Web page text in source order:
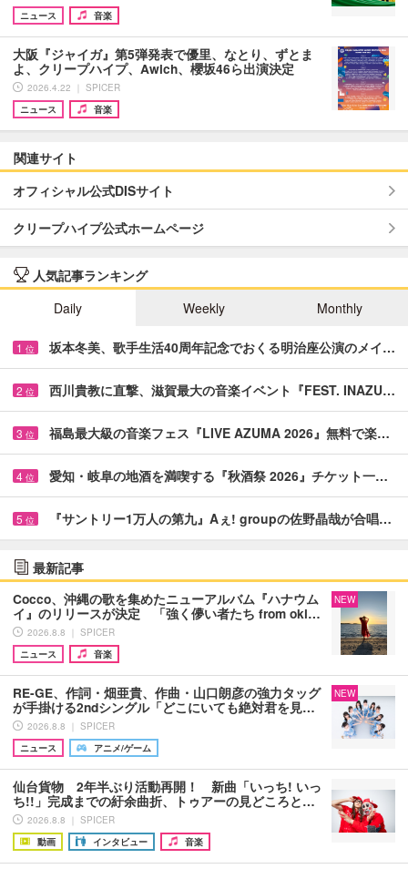
ニュース 音楽
大阪『ジャイガ』第5弾発表で優里、なとり、ずとま
よ、クリープハイプ、Awich、櫻坂46ら出演決定
2026.4.22 ｜ SPICER
ニュース
音楽
関連サイト
オフィシャル公式DISサイト
クリープハイプ公式ホームページ
人気記事ランキング
Daily
Weekly Monthly
1 位 坂本冬美、歌手生活40周年記念でおくる明治座公演のメイ…
2 位 西川貴教に直撃、滋賀最大の音楽イベント『FEST. INAZU…
3 位 福島最大級の音楽フェス『LIVE AZUMA 2026』無料で楽…
4 位 愛知・岐阜の地酒を満喫する『秋酒祭 2026』チケット一…
5 位 『サントリー1万人の第九』Aぇ! groupの佐野晶哉が合唱…
最新記事
Cocco、沖縄の歌を集めたニューアルバム『ハナウム
イ』のリリースが決定 「強く儚い者たち from oki…
2026.8.8 ｜ SPICER
ニュース
音楽
NEW
RE-GE、作詞・畑亜貴、作曲・山口朗彦の強力タッグ
が手掛ける2ndシングル「どこにいても絶対君を見…
2026.8.8 ｜ SPICER
ニュース
アニメ/ゲーム
NEW
仙台貨物 2年半ぶり活動再開！ 新曲「いっち! いっ
ち!!」完成までの紆余曲折、トゥアーの見どころと…
2026.8.8 ｜ SPICER
動画
インタビュー 音楽